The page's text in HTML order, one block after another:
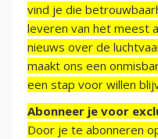
vind je die
leveren van het meest
nieuws over de
maakt ons een
een stap voor willen
Abonneer je voor
Door je te abonneren